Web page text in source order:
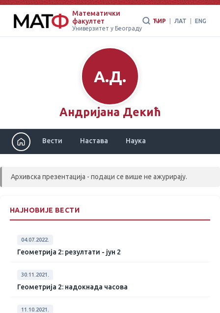
Математички
факултет
Универзитет у Београду
ЋИР ЛАТ ENG
А.Д.
Андријана Декић
Вести Настава Наука
Архивска презентација - подаци се више не ажурирају.
НАЈНОВИЈЕ ВЕСТИ
04.07.2022.
Геометрија 2: резултати - јун 2
30.11.2021.
Геометрија 2: надокнада часова
11.10.2021.